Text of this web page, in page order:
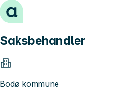
Hopp til innhold
Saksbehandler
Bodø kommune